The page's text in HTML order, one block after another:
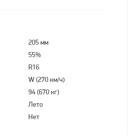
205 мм
55%
R16
W (270 км/ч)
94 (670 кг)
Лето
Нет